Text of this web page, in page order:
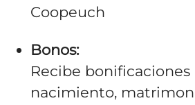
Coopeuch
Bonos:
Recibe bonificaciones
nacimiento,